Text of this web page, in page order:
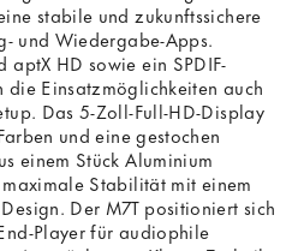
stabile und zukunftssichere
und Wiedergabe-Apps.
HD sowie ein SPDIF-
Einsatzmöglichkeiten auch
Das 5-Zoll-Full-HD-Display
und eine gestochen
einem Stück Aluminium
Stabilität mit einem
Der M7T positioniert sich
Player für audiophile